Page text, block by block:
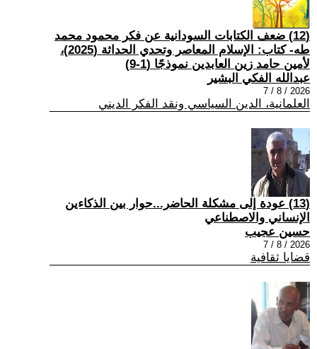
(12) ضعف الكتابات السودانية عن فكر محمود محمد
طه- كتاب: الإسلام المعاصر وتحدي الحداثة (2025)،
لأمين حامد زين العابدين نموذجًا (1-9)
عبدالله الفكي البشير
2026 / 8 / 7
العلمانية، الدين السياسي ونقد الفكر الديني
(13) عودة إلى مشكلة الحاضر...حوار بين الذكاءين
الإنساني والاصطناعي
حسين عجيب
2026 / 8 / 7
قضايا ثقافية